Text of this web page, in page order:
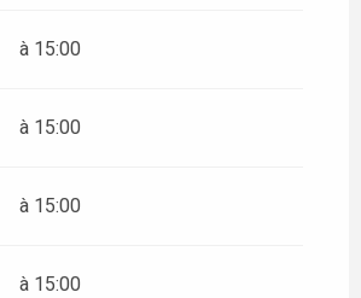
à 15:00
à 15:00
à 15:00
à 15:00